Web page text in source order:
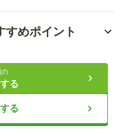
すめポイント
の
る
る